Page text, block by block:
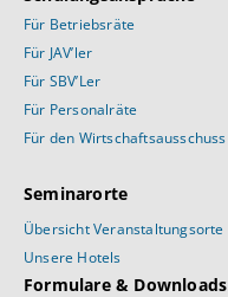
Für Betriebsräte
Für JAV’ler
Für SBV’Ler
Für Personalräte
Für den Wirtschaftsausschuss
Seminarorte
Übersicht Veranstaltungsorte
Unsere Hotels
Formulare & Downloads